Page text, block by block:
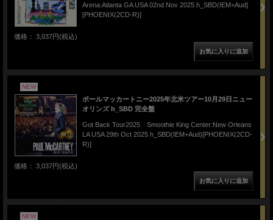
Arena:Atlanta GA USA 02nd Nov 2025 h_SBD(IEM+Aud]
[PHOENIX(2CD-R)]
価格： 3,037円(税込)
NEW
ポールマッカートニー2025年北米ツアー10月29日ニュー
オリンズ h_SBD 完全盤
Got Back Tour2025 Smoothie King Center:New Orleans
LA USA 29th Oct 2025 h_SBD(IEM+Aud)[PHOENIX(2CD-
R)]
価格： 3,037円(税込)
NEW